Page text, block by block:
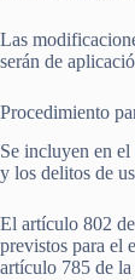
Las
serán de
Procedimiento
Se incluyen en
y los delitos de
El artículo 802
previstos para el
artículo 785 de